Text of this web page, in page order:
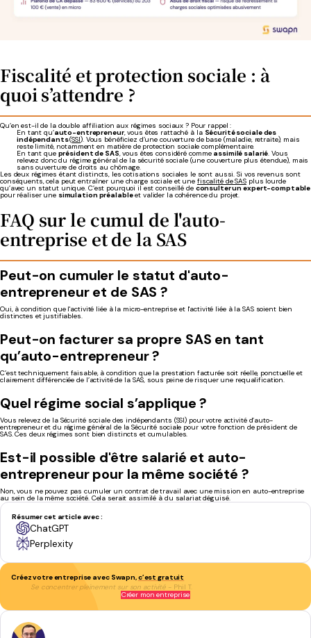
Fiscalité et protection sociale : à
quoi s’attendre ?
Qu’en est-il de la double affiliation aux régimes sociaux ? Pour rappel :
En tant qu’auto-entrepreneur, vous êtes rattaché à la Sécurité sociale des
indépendants(SSI). Vous bénéficiez d’une couverture de base (maladie, retraite), mais
reste limité, notamment en matière de protection sociale complémentaire.
En tant que président de SAS, vous êtes considéré comme assimilé salarié. Vous
relevez donc du régime général de la sécurité sociale (une couverture plus étendue), mais
sans ouverture de droits au chômage.
Les deux régimes étant distincts, les cotisations sociales le sont aussi. Si vos revenus sont
conséquents, cela peut entraîner une charge sociale et une fiscalité de SAS plus lourde
qu’avec un statut unique. C’est pourquoi il est conseillé de consulter un expert-comptable
pour réaliser une simulation préalableet valider la cohérence du projet.
FAQ sur le cumul de l'auto-
entreprise et de la SAS
Peut-on cumuler le statut d'auto-
entrepreneur et de SAS ?
Oui, à condition que l'activité liée à la micro-entreprise et l'activité liée à la SAS soient bien
distinctes et justifiables.
Peut-on facturer sa propre SAS en tant
qu’auto-entrepreneur ?
C’est techniquement faisable, à condition que la prestation facturée soit réelle, ponctuelle et
clairement différenciée de l’activité de la SAS, sous peine de risquer une requalification.
Quel régime social s’applique ?
Vous relevez de la Sécurité sociale des indépendants (SSI) pour votre activité d’auto-
entrepreneur et du régime général de la Sécurité sociale pour votre fonction de président de
SAS. Ces deux régimes sont bien distincts et cumulables.
Est-il possible d'être salarié et auto-
entrepreneur pour la même société ?
Non, vous ne pouvez pas cumuler un contrat de travail avec une mission en auto-entreprise
au sein de la même société. Cela serait assimilé à du salariat déguisé.
Résumer cet article avec :
ChatGPT
Perplexity
Créez votre entreprise avec Swapn,c’est gratuit
Se concentrer pleinement sur son activité - Phil T.
Créer mon entreprise